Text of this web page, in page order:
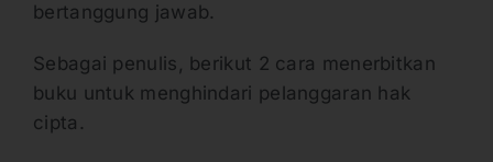
bertanggung jawab.
Sebagai penulis, berikut 2 cara menerbitkan
buku untuk menghindari pelanggaran hak
cipta.